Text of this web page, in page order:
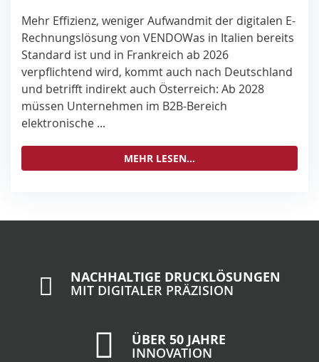
Mehr Ef­fi­zi­enz, we­ni­ger Auf­wandmit der di­gi­ta­len E-
Rech­nungs­lö­sung von VEN­DOWas in Italien bereits
Standard ist und in Frankreich ab 2026
verpflichtend wird, kommt auch nach Deutschland
und betrifft indirekt auch Österreich: Ab 2028
müssen Unternehmen im B2B-Bereich
elektronische ...
MEHR LESEN...
NACHHALTIGE DRUCKLÖSUNGEN
MIT DIGITALER PRÄZISION
ÜBER 50 JAHRE
INNOVATION